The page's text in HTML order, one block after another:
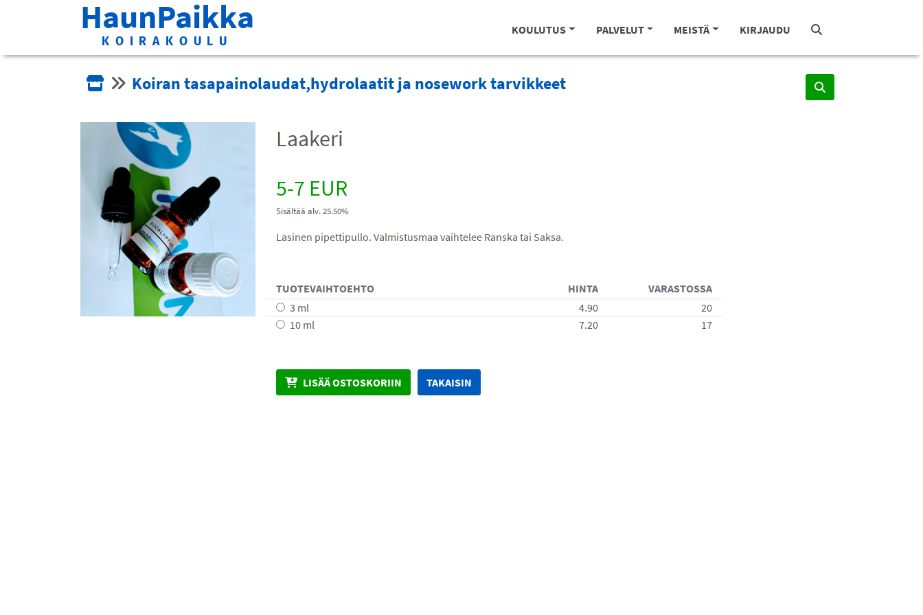
HaunPaikka
KOIRAKOULU
KOULUTUS PALVELUT MEISTÄ KIRJAUDU
Koiran tasapainolaudat,hydrolaatit ja nosework tarvikkeet
Laakeri
5-7 EUR
Sisältää alv. 25.50%
Lasinen pipettipullo. Valmistusmaa vaihtelee Ranska tai Saksa.
TUOTEVAIHTOEHTO HINTA
VARASTOSSA
3 ml
4.90
20
10 ml
7.20 17
LISÄÄ OSTOSKORIIN TAKAISIN